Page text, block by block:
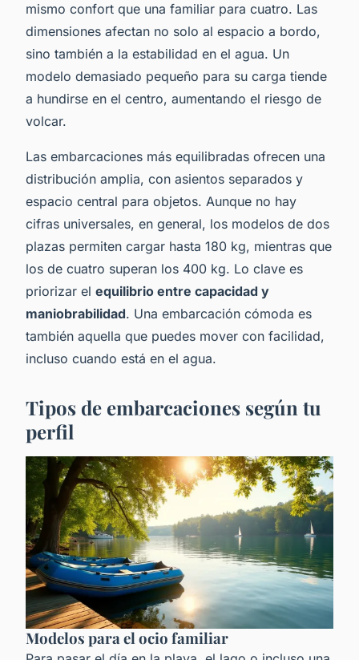
mismo confort que una familiar para cuatro. Las
dimensiones afectan no solo al espacio a bordo,
sino también a la estabilidad en el agua. Un
modelo demasiado pequeño para su carga tiende
a hundirse en el centro, aumentando el riesgo de
volcar.
Las embarcaciones más equilibradas ofrecen una
distribución amplia, con asientos separados y
espacio central para objetos. Aunque no hay
cifras universales, en general, los modelos de dos
plazas permiten cargar hasta 180 kg, mientras que
los de cuatro superan los 400 kg. Lo clave es
priorizar el equilibrio entre capacidad y
maniobrabilidad. Una embarcación cómoda es
también aquella que puedes mover con facilidad,
incluso cuando está en el agua.
Tipos de embarcaciones según tu
perfil
Modelos para el ocio familiar